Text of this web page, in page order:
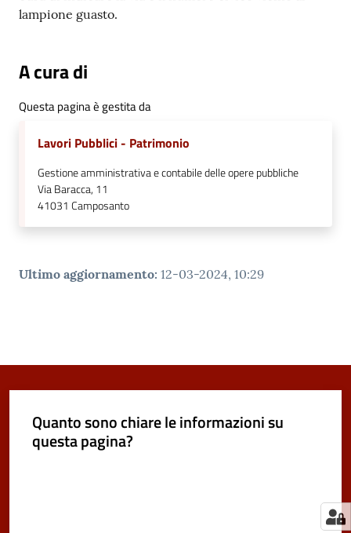
lampione guasto.
A cura di
Questa pagina è gestita da
Lavori Pubblici - Patrimonio
Gestione amministrativa e contabile delle opere pubbliche
Via Baracca, 11
41031 Camposanto
Ultimo aggiornamento: 12-03-2024, 10:29
Quanto sono chiare le informazioni su
questa pagina?